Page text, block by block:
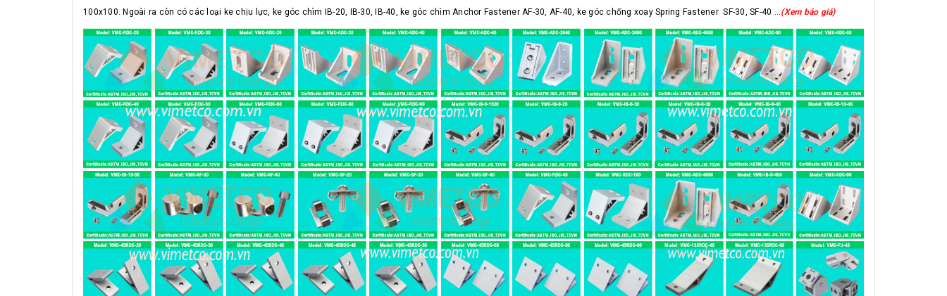
100x100. Ngoài ra còn có các loại ke chịu lực, ke góc chìm IB-20, IB-30, IB-40, ke góc chìm Anchor Fastener AF-30, AF-40, ke góc chống xoay Spring Fastener SF-30, SF-40 ...(Xem báo giá)